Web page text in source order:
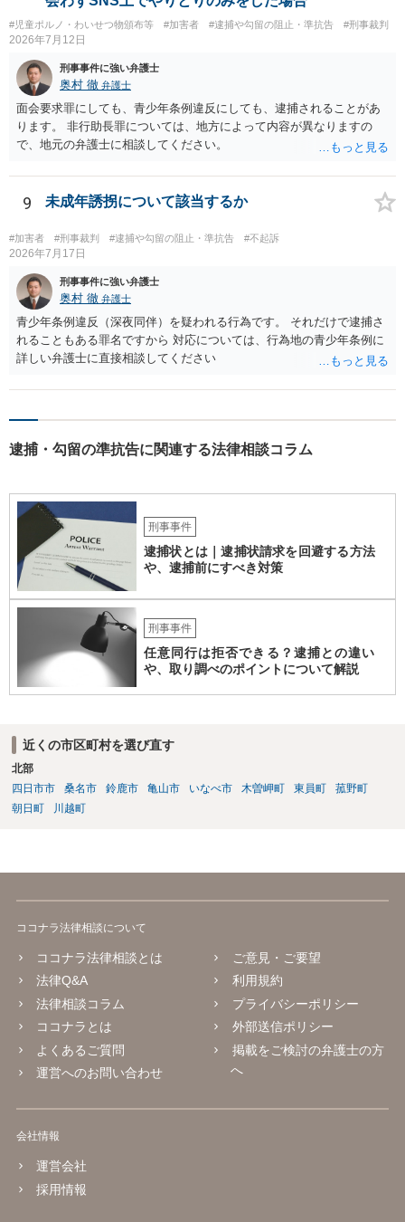
#児童ポルノ・わいせつ物頒布等 #加害者 #逮捕や勾留の阻止・準抗告 #刑事裁判
2026年7月12日
刑事事件に強い弁護士
奥村 徹 弁護士
面会要求罪にしても、青少年条例違反にしても、逮捕されることがあ
ります。 非行助長罪については、地方によって内容が異なりますの
で、地元の弁護士に相談してください。
9 未成年誘拐について該当するか
#加害者 #刑事裁判 #逮捕や勾留の阻止・準抗告 #不起訴
2026年7月17日
刑事事件に強い弁護士
奥村 徹 弁護士
青少年条例違反（深夜同伴）を疑われる行為です。 それだけで逮捕さ
れることもある罪名ですから 対応については、行為地の青少年条例に
詳しい弁護士に直接相談してください
逮捕・勾留の準抗告に関連する法律相談コラム
刑事事件
逮捕状とは｜逮捕状請求を回避する方法
や、逮捕前にすべき対策
刑事事件
任意同行は拒否できる？逮捕との違い
や、取り調べのポイントについて解説
近くの市区町村を選び直す
北部
四日市市
桑名市 鈴鹿市 亀山市 いなべ市 木曽岬町 東員町
菰野町
朝日町
川越町
ココナラ法律相談について
ココナラ法律相談とは
法律Q&A
法律相談コラム
ココナラとは
よくあるご質問
運営へのお問い合わせ
ご意見・ご要望
利用規約
プライバシーポリシー
外部送信ポリシー
掲載をご検討の弁護士の方
へ
会社情報
運営会社
採用情報